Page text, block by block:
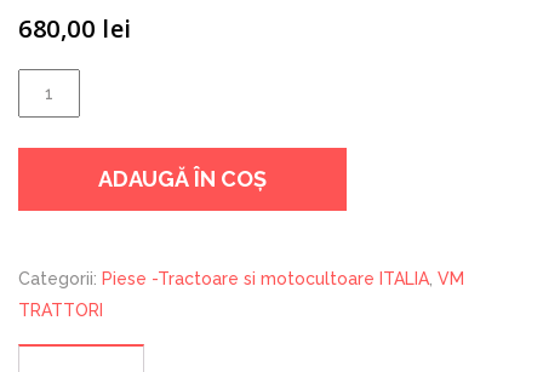
680,00 lei
CILINDRU
VM
298SV
ADAUGĂ ÎN COȘ
Categorii: Piese -Tractoare si motocultoare ITALIA VM
TRATTORI